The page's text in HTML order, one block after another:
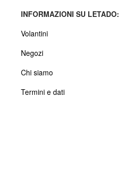
INFORMAZIONI SU LETADO:
Volantini
Negozi
Chi siamo
Termini e dati